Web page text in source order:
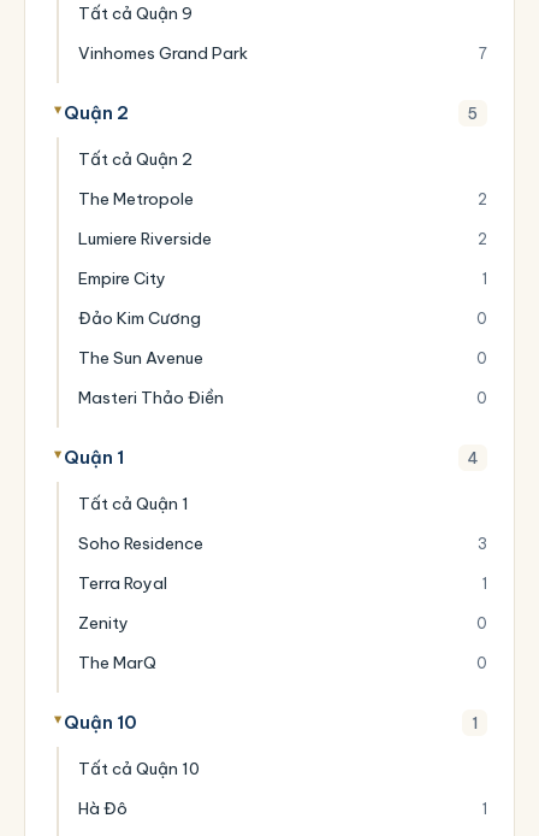
Tất cả Quận 9
Vinhomes Grand Park
7
Quận 2 5
Tất cả Quận 2
The Metropole
2
Lumiere Riverside 2
Empire City 1
Đảo Kim Cương 0
The Sun Avenue 0
Masteri Thảo Điền 0
Quận 1 4
Tất cả Quận 1
Soho Residence
3
Terra Royal 1
Zenity 0
The MarQ 0
Quận 10 1
Tất cả Quận 10
Hà Đô
1